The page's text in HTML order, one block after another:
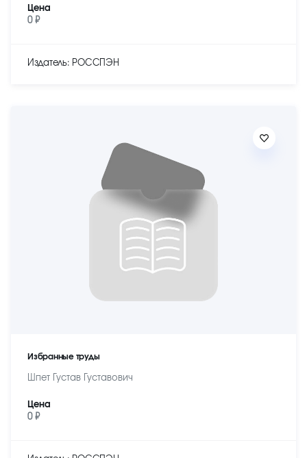
Цена
0 ₽
Издатель: РОССПЭН
Избранные труды
Шпет Густав Густавович
Цена
0 ₽